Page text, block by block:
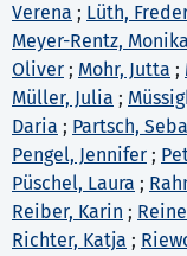
Verena ; Lüth,
Meyer-Rentz, Monika
Oliver ; Mohr, Jutta ;
Müller, Julia ;
Daria ; Partsch,
Pengel, Jennifer ;
Püschel, Laura ;
Reiber, Karin ;
Richter, Katja ;